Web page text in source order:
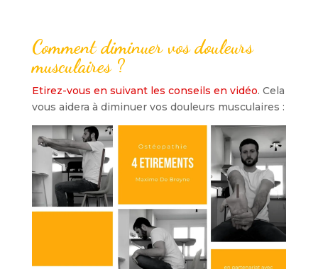
Comment diminuer vos douleurs
musculaires ?
Etirez-vous en suivant les conseils en vidéo. Cela
vous aidera à diminuer vos douleurs musculaires :